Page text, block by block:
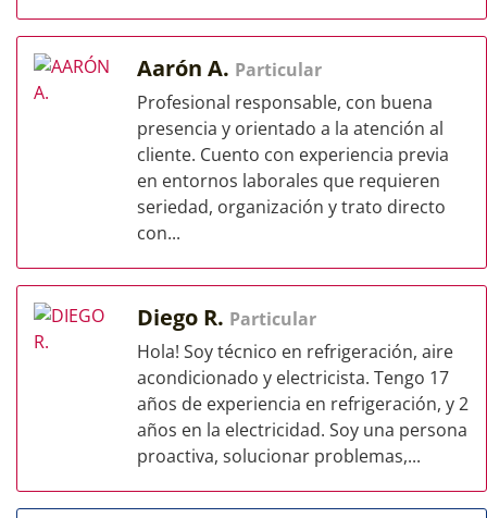
Aarón A. Particular
Profesional responsable, con buena
presencia y orientado a la atención al
cliente. Cuento con experiencia previa
en entornos laborales que requieren
seriedad, organización y trato directo
con...
Diego R. Particular
Hola! Soy técnico en refrigeración, aire
acondicionado y electricista. Tengo 17
años de experiencia en refrigeración, y 2
años en la electricidad. Soy una persona
proactiva, solucionar problemas,...